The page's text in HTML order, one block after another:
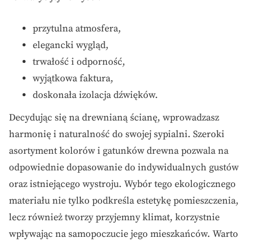
przytulna atmosfera,
elegancki wygląd,
trwałość i odporność,
wyjątkowa faktura,
doskonała izolacja dźwięków.
Decydując się na drewnianą ścianę, wprowadzasz
harmonię i naturalność do swojej sypialni. Szeroki
asortyment kolorów i gatunków drewna pozwala na
odpowiednie dopasowanie do indywidualnych gustów
oraz istniejącego wystroju. Wybór tego ekologicznego
materiału nie tylko podkreśla estetykę pomieszczenia,
lecz również tworzy przyjemny klimat, korzystnie
wpływając na samopoczucie jego mieszkańców. Warto